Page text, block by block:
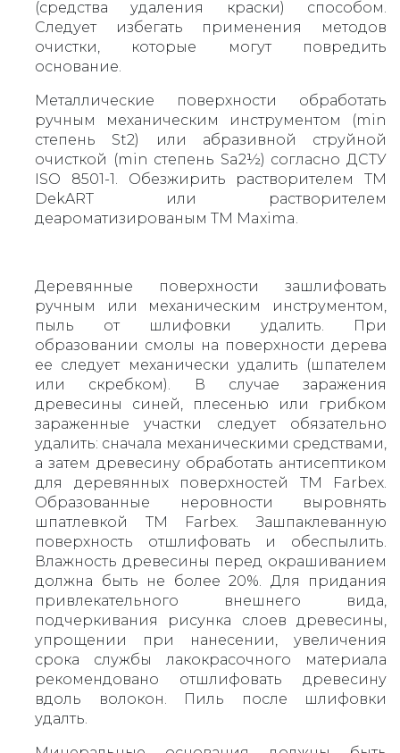
(средства удаления краски) способом.
Следует избегать применения методов
очистки, которые могут повредить
основание.
Металлические поверхности обработать
ручным механическим инструментом (min
степень St2) или абразивной струйной
очисткой (min степень Sa2½) согласно ДСТУ
ISO 8501-1. Обезжирить растворителем ТМ
DekART или растворителем
деароматизированым ТМ Maxima.
Деревянные поверхности зашлифовать
ручным или механическим инструментом,
пыль от шлифовки удалить. При
образовании смолы на поверхности дерева
ее следует механически удалить (шпателем
или скребком). В случае заражения
древесины синей, плесенью или грибком
зараженные участки следует обязательно
удалить: сначала механическими средствами,
а затем древесину обработать антисептиком
для деревянных поверхностей ТМ Farbex.
Образованные неровности выровнять
шпатлевкой ТМ Farbex. Зашпаклеванную
поверхность отшлифовать и обеспылить.
Влажность древесины перед окрашиванием
должна быть не более 20%. Для придания
привлекательного внешнего вида,
подчеркивания рисунка слоев древесины,
упрощении при нанесении, увеличения
срока службы лакокрасочного материала
рекомендовано отшлифовать древесину
вдоль волокон. Пиль после шлифовки
удалть.